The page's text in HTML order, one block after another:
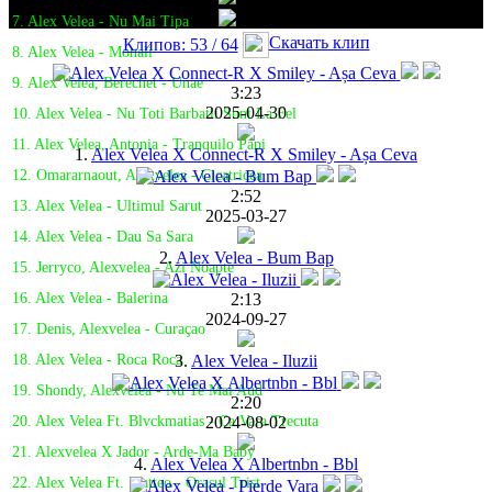
7. Alex Velea - Nu Mai Tipa
8. Alex Velea - Monali
9. Alex Velea, Berechet - Unae
10. Alex Velea - Nu Toti Barbatii Sunt La Fel
11. Alex Velea, Antonia - Tranquilo Papi
12. Omararnaout, Alexvelea - Cicatricea
13. Alex Velea - Ultimul Sarut
14. Alex Velea - Dau Sa Sara
15. Jerryco, Alexvelea - Azi Noapte
16. Alex Velea - Balerina
17. Denis, Alexvelea - Curaçao
18. Alex Velea - Roca Roca
19. Shondy, Alexvelea - Nu Te Mai Aud
20. Alex Velea Ft. Blvckmatias - Ca Vara Trecuta
21. Alexvelea X Jador - Arde-Ma Baby
22. Alex Velea Ft. Matteo - Orasul Trist
Клипов: 53 / 64 Скачать клип
3:23
2025-04-30
1.Alex Velea X Connect-R X Smiley - Așa Ceva
2:52
2025-03-27
2. Alex Velea - Bum Bap
2:13
2024-09-27
3. Alex Velea - Iluzii
2:20
2024-08-02
4. Alex Velea X Albertnbn - Bbl